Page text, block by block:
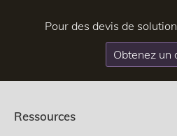
Pour des devis de
Obtenez un
Ressources